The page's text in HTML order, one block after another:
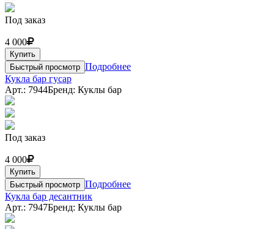
Под заказ
4 000
Купить
Быстрый просмотр Подробнее
Кукла бар гусар
Арт.: 7944Бренд: Куклы бар
Под заказ
4 000
Купить
Быстрый просмотр Подробнее
Кукла бар десантник
Арт.: 7947Бренд: Куклы бар